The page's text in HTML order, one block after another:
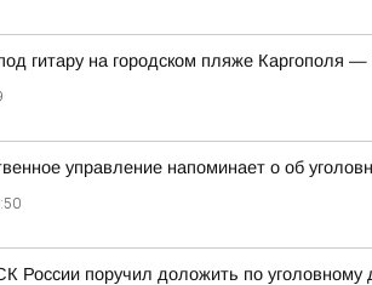
гитару на городском пляже Каргополя —
управление напоминает о об
России поручил доложить по